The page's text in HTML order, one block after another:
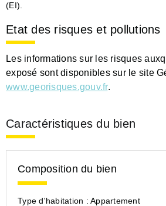
(EI).
Etat des risques et pollutions
Les informations sur les risques
exposé sont disponibles sur le site
www.georisques.gouv.fr.
Caractéristiques du bien
Composition du bien
Type d'habitation : Appartement